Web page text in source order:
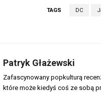
TAGS DC
Patryk Głażewski
Zafascynowany popkulturą
które może kiedyś coś ze sobą